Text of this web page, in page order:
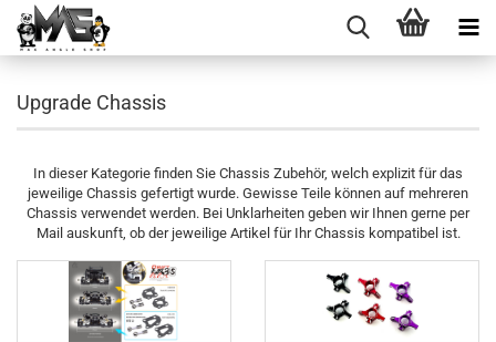
Upgrade Chassis
In dieser Kategorie finden Sie Chassis Zubehör, welch explizit für das
jeweilige Chassis gefertigt wurde. Gewisse Teile können auf mehreren
Chassis verwendet werden. Bei Unklarheiten geben wir Ihnen gerne per
Mail auskunft, ob der jeweilige Artikel für Ihr Chassis kompatibel ist.